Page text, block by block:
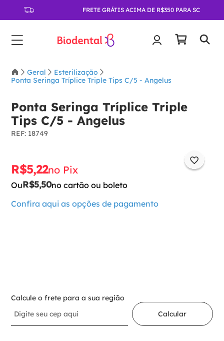
FRETE GRÁTIS ACIMA DE R$350 PARA SC
Geral
Esterilização
Ponta Seringa Tríplice Triple Tips C/5 - Angelus
Ponta Seringa Tríplice Triple
Tips C/5 - Angelus
: 18749
R$5,22no Pix
OuR$5,50no cartão ou boleto
Confira aqui as opções de pagamento
Calcule o frete para a sua região
Calcular